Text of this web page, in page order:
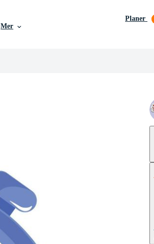
Mer
Planer